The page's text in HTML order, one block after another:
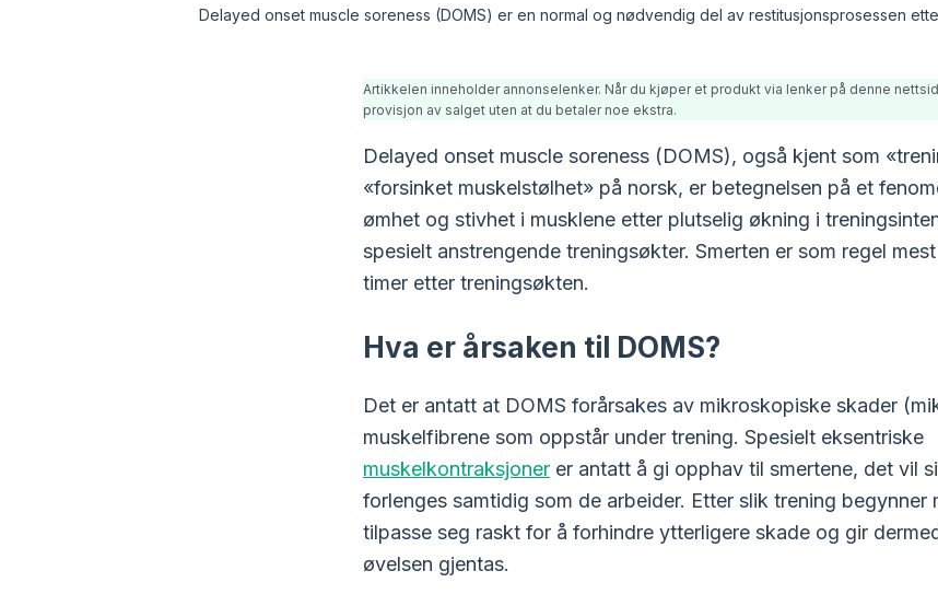
Delayed onset muscle soreness (DOMS) er en normal og nødvendig del av restitusjonsprosessen
Artikkelen inneholder annonselenker. Når du kjøper et produkt via lenker på denne
provisjon av salget uten at du betaler noe ekstra.
Delayed onset muscle soreness (DOMS), også kjent som
«forsinket muskelstølhet» på norsk, er betegnelsen på et
ømhet og stivhet i musklene etter plutselig økning i
spesielt anstrengende treningsøkter. Smerten er som regel
timer etter treningsøkten.
Hva er årsaken til DOMS?
Det er antatt at DOMS forårsakes av mikroskopiske skader
muskelfibrene som oppstår under trening. Spesielt eksentriske
muskelkontraksjoner er antatt å gi opphav til smertene, det vil
forlenges samtidig som de arbeider. Etter slik trening begynner
tilpasse seg raskt for å forhindre ytterligere skade og gir
øvelsen gjentas.